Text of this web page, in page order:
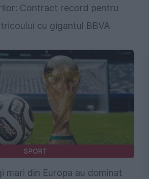
Contract record pentru
cu gigantul BBVA
SPORT
mari din Europa au dominat